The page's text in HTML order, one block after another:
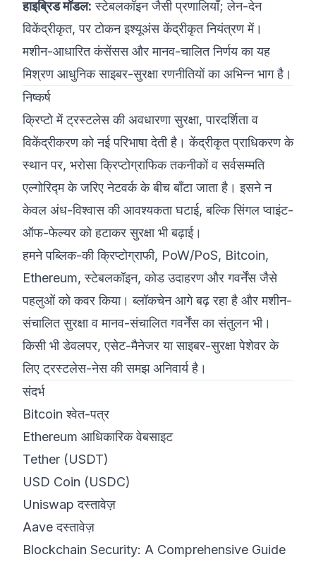
हाइब्रिड मॉडल: स्टेबलकॉइन जैसी प्रणालियाँ; लेन-देन
विकेंद्रीकृत, पर टोकन इश्यूअंस केंद्रीकृत नियंत्रण में।
मशीन-आधारित कंसेंसस और मानव-चालित निर्णय का यह
मिश्रण आधुनिक साइबर-सुरक्षा रणनीतियों का अभिन्न भाग है।
निष्कर्ष
क्रिप्टो में ट्रस्टलेस की अवधारणा सुरक्षा, पारदर्शिता व
विकेंद्रीकरण को नई परिभाषा देती है। केंद्रीकृत प्राधिकरण के
स्थान पर, भरोसा क्रिप्टोग्राफिक तकनीकों व सर्वसम्मति
एल्गोरिद्म के जरिए नेटवर्क के बीच बाँटा जाता है। इसने न
केवल अंध-विश्वास की आवश्यकता घटाई, बल्कि सिंगल प्वाइंट-
ऑफ-फेल्यर को हटाकर सुरक्षा भी बढ़ाई।
हमने पब्लिक-की क्रिप्टोग्राफी, PoW/PoS, Bitcoin,
Ethereum, स्टेबलकॉइन, कोड उदाहरण और गवर्नेंस जैसे
पहलुओं को कवर किया। ब्लॉकचेन आगे बढ़ रहा है और मशीन-
संचालित सुरक्षा व मानव-संचालित गवर्नेंस का संतुलन भी।
किसी भी डेवलपर, एसेट-मैनेजर या साइबर-सुरक्षा पेशेवर के
लिए ट्रस्टलेस-नेस की समझ अनिवार्य है।
संदर्भ
Bitcoin श्वेत-पत्र
Ethereum आधिकारिक वेबसाइट
Tether (USDT)
USD Coin (USDC)
Uniswap दस्तावेज़
Aave दस्तावेज़
Blockchain Security: A Comprehensive Guide